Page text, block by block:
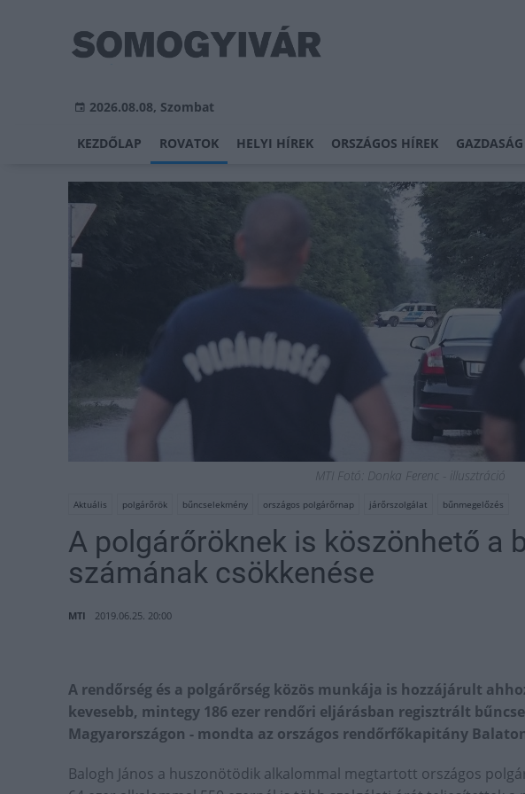
2026.08.08, Szombat
KEZDŐLAP ROVATOK HELYI HÍREK ORSZÁGOS HÍREK GAZDASÁG
MTI Fotó: Donka Ferenc - illusztráció
Aktuális polgárőrök bűncselekmény országos polgárőrnap járőrszolgálat bűnmegelőzés
A polgárőröknek is köszönhető a
számának csökkenése
MTI 2019.06.25. 20:00
A rendőrség és a polgárőrség közös munkája is hozzájárult
kevesebb, mintegy 186 ezer rendőri eljárásban regisztrált
Magyarországon - mondta az országos rendőrfőkapitány
Balogh János a huszonötödik alkalommal megtartott országos